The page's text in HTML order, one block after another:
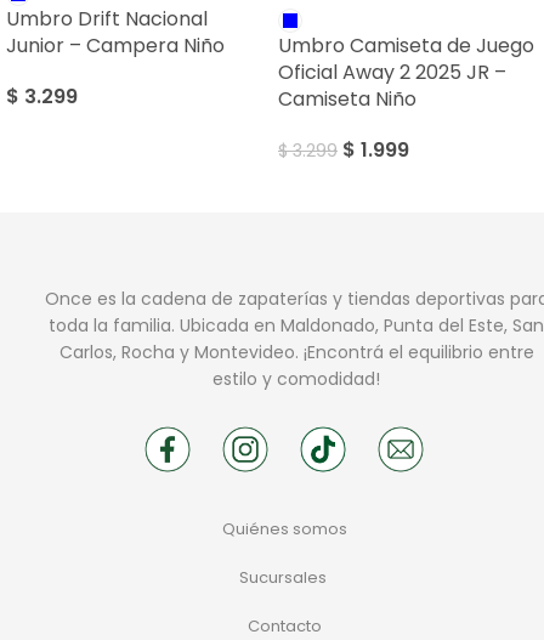
Umbro Drift Nacional
Junior – Campera Niño
$ 3.299
Umbro Camiseta de Juego
Oficial Away 2 2025 JR –
Camiseta Niño
$3.299 $ 1.999
Once es la cadena de zapaterías y tiendas deportivas
toda la familia. Ubicada en Maldonado, Punta del Este, San
Carlos, Rocha y Montevideo. ¡Encontrá el equilibrio entre
estilo y comodidad!
Quiénes somos
Sucursales
Contacto